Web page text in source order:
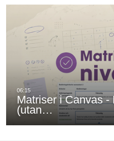
Matriser i Canvas -
(utan…